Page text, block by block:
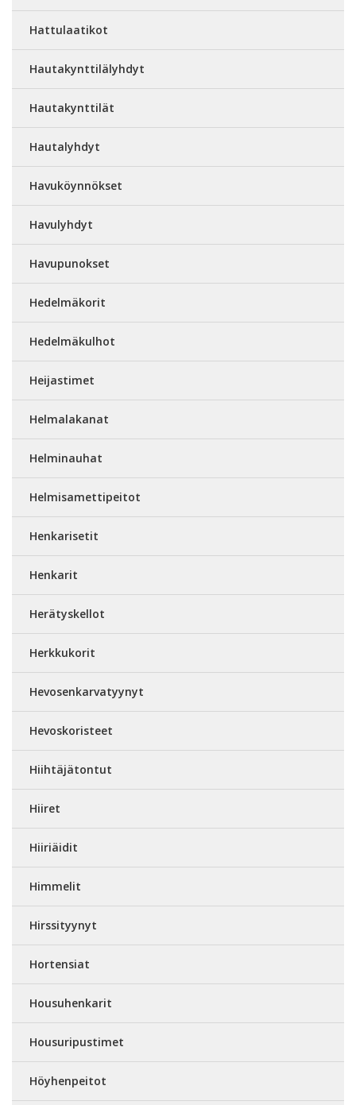
Hattulaatikot
Hautakynttilälyhdyt
Hautakynttilät
Hautalyhdyt
Havuköynnökset
Havulyhdyt
Havupunokset
Hedelmäkorit
Hedelmäkulhot
Heijastimet
Helmalakanat
Helminauhat
Helmisamettipeitot
Henkarisetit
Henkarit
Herätyskellot
Herkkukorit
Hevosenkarvatyynyt
Hevoskoristeet
Hiihtäjätontut
Hiiret
Hiiriäidit
Himmelit
Hirssityynyt
Hortensiat
Housuhenkarit
Housuripustimet
Höyhenpeitot